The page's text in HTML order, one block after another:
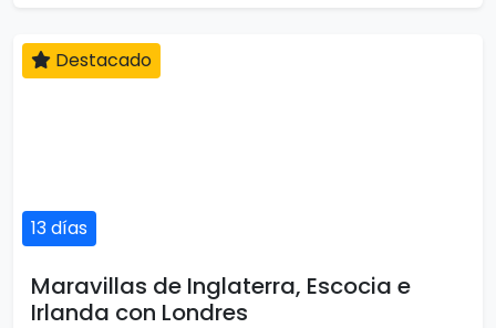
13 días
Destacado
Maravillas de Inglaterra, Escocia e
Irlanda con Londres